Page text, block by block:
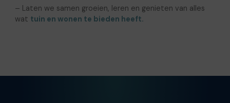
– Laten we samen groeien, leren en genieten van alles
wat tuin en wonen te bieden heeft.